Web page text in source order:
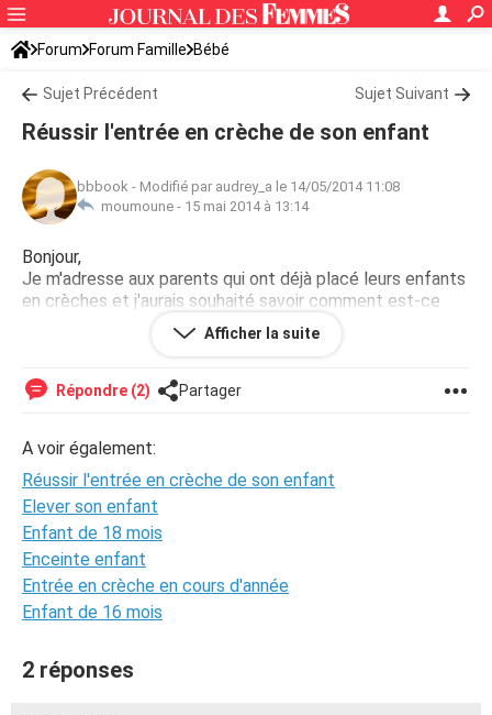
Forum Forum Famille Bébé
Sujet Précédent Sujet Suivant
Réussir l'entrée en crèche de son enfant
bbbook - Modifié par audrey_a le 14/05/2014 11:08
moumoune - 15 mai 2014 à 13:14
Bonjour,
Je m'adresse aux parents qui ont déjà placé leurs enfants
en crèches et j'aurais souhaité savoir comment est-ce
qu'on peut faire réussir l'entrée de son enfant en crèche
Merci d'avance pour votre retour,
Afficher la suite
Répondre (2) Partager
A voir également:
Réussir l'entrée en crèche de son enfant
Elever son enfant
Enfant de 18 mois
Enceinte enfant
Entrée en crèche en cours d'année
Enfant de 16 mois
2 réponses